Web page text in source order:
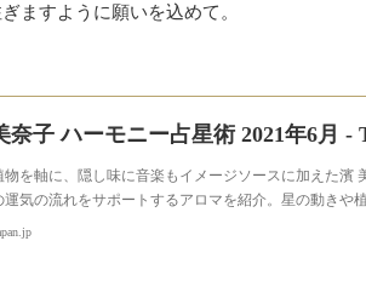
ますように願いを込めて。
物を軸に、隠し味に音楽もイメージソースに加えた濱
運気の流れをサポートするアロマを紹介。星の動き